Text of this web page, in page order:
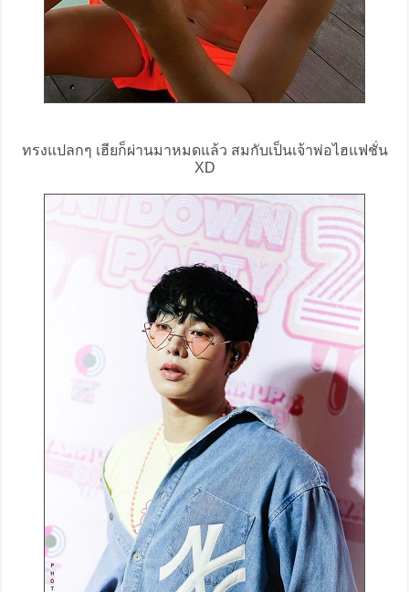
ทรงแปลกๆ เฮียก็ผ่านมาหมดแล้ว สมกับเป็นเจ้าพ่อไฮแฟชั่น
XD